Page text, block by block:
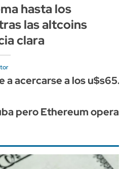
hasta los
las altcoins
clara
a acercarse a los
pero Ethereum